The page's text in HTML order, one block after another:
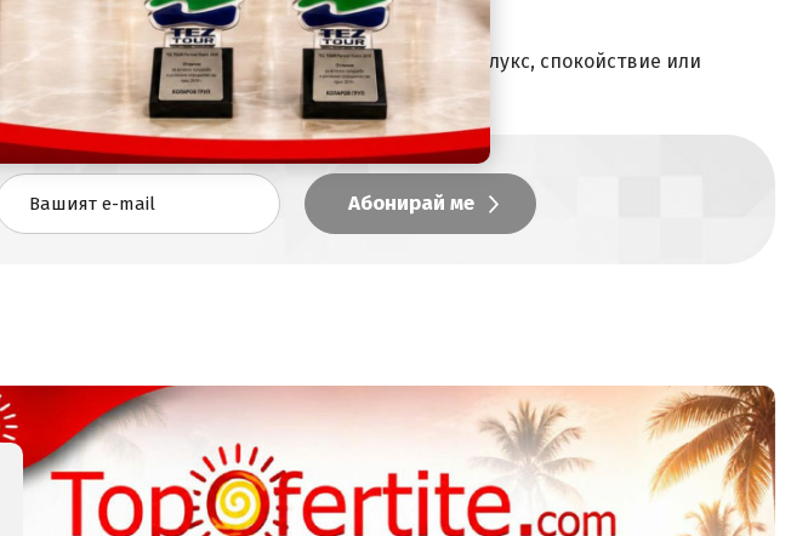
подходящата за вас. Независимо дали търсите лукс, спокойствие или
и нашата статия в блогаС деца на море